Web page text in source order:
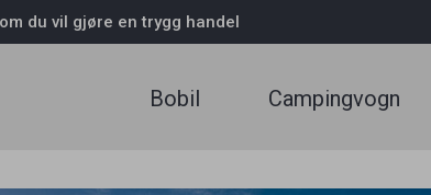
om du vil gjøre en trygg handel
Bobil Campingvogn